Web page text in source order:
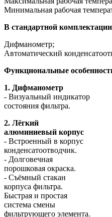
Минимальная рабочая
В стандартной комплектации
Дифманометр;
Автоматический
Функциональные
1. Дифманометр
- Визуальный индикатор
состояния фильтра.
2. Лёгкий
алюминиевый корпус
- Встроенный в корпус
конденсатоотводчик.
- Долговечная
порошковая окраска.
- Съёмный стакан
корпуса фильтра.
Быстрая и простая
система смены
фильтрующего элемента.